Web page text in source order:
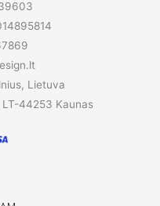
Lietuva
LT-44253 Kaunas